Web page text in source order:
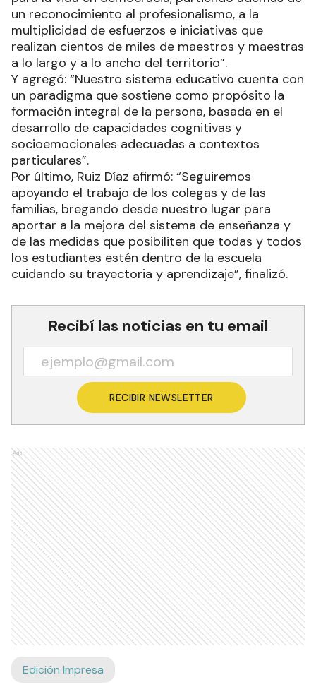
un reconocimiento al profesionalismo, a la
multiplicidad de esfuerzos e iniciativas que
realizan cientos de miles de maestros y maestras
a lo largo y a lo ancho del territorio”.
Y agregó: “Nuestro sistema educativo cuenta con
un paradigma que sostiene como propósito la
formación integral de la persona, basada en el
desarrollo de capacidades cognitivas y
socioemocionales adecuadas a contextos
particulares”.
Por último, Ruiz Díaz afirmó: “Seguiremos
apoyando el trabajo de los colegas y de las
familias, bregando desde nuestro lugar para
aportar a la mejora del sistema de enseñanza y
de las medidas que posibiliten que todas y todos
los estudiantes estén dentro de la escuela
cuidando su trayectoria y aprendizaje”, finalizó.
Recibí las noticias en tu email
RECIBIR NEWSLETTER
Ads
Edición Impresa